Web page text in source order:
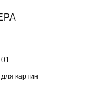
картин